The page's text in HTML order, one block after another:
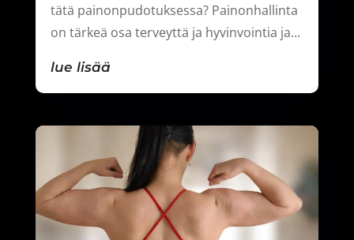
tätä painonpudotuksessa? Painonhallinta
on tärkeä osa terveyttä ja hyvinvointia ja...
lue lisää